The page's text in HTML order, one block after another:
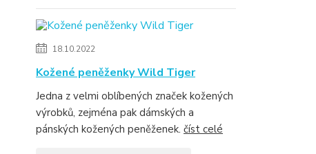
18.10.2022
Kožené peněženky Wild Tiger
Jedna z velmi oblíbených značek kožených
výrobků, zejména pak dámských a
pánských kožených peněženek. číst celé